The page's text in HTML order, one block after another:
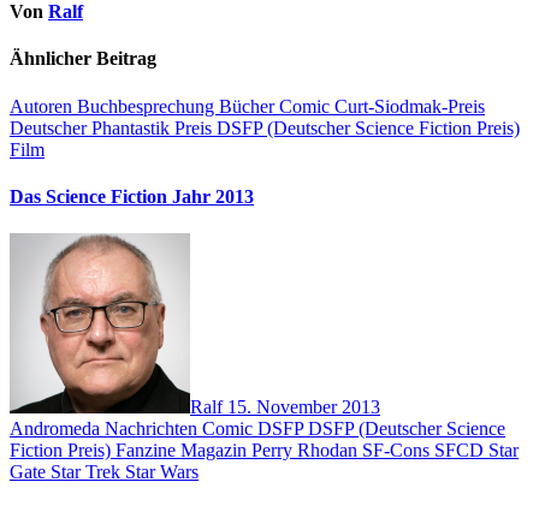
Von Ralf
Ähnlicher Beitrag
Autoren Buchbesprechung BücherComic Curt-Siodmak-Preis
Deutscher Phantastik Preis DSFP (Deutscher Science Fiction Preis)
Film
Das Science Fiction Jahr 2013
Ralf 15. November 2013
Andromeda Nachrichten Comic DSFPDSFP (Deutscher Science
Fiction Preis) Fanzine Magazin Perry Rhodan SF-Cons SFCD Star
Gate Star Trek Star Wars